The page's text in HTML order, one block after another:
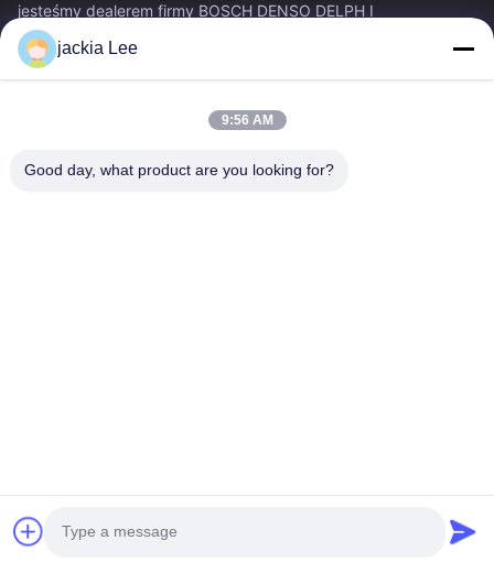
jesteśmy dealerem firmy BOSCH DENSO DELPH I
CATERPILLAR VOLVO CUMMINS TOYOTA ISUZU. Numer
WhatsApp: 0086 159 2067 9523.
Szybkie Linki
Produkty
O Nas
Wycieczka Po Fabryce
jackia Lee
9:56 AM
Good day, what product are you looking for?